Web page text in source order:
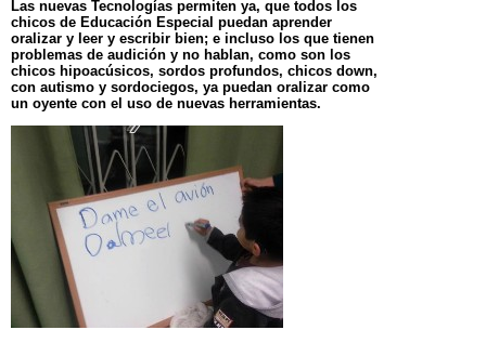
Las nuevas Tecnologías permiten ya, que todos los
chicos de Educación Especial puedan aprender
oralizar y leer y escribir bien; e incluso los que tienen
problemas de audición y no hablan, como son los
chicos hipoacúsicos, sordos profundos, chicos down,
con autismo y sordociegos, ya puedan oralizar como
un oyente con el uso de nuevas herramientas.